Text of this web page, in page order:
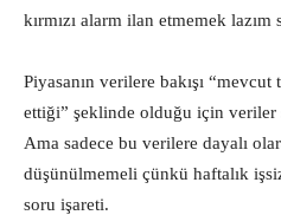
kırmızı alarm ilan etmemek
Piyasanın verilere bakışı
ettiği” şeklinde olduğu için veriler
Ama sadece bu verilere dayalı
düşünülmemeli çünkü haftalık
soru işareti.